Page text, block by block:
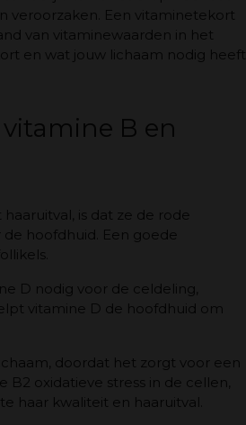
veroorzaken. Een vitaminetekort
van vitaminewaarden in het
en wat jouw lichaam nodig heeft.
B en
is dat ze de rode
hoofdhuid. Een goede
D nodig voor de celdeling,
vitamine D de hoofdhuid om
doordat het zorgt voor een
oxidatieve stress in de cellen,
haar kwaliteit en haaruitval.